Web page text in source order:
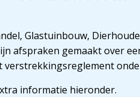
Glastuinbouw,
afspraken gemaakt over
informatie hieronder.